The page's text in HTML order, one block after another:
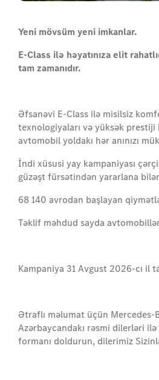
Yeni mövsüm yeni imkanlar.
E-Class ilə həyatınıza elit
tam zamanıdır.
Əfsanəvi E-Class ilə misilsiz
texnologiyaları və yüksək
avtomobil yoldakı hər anınızı
İndi xüsusi yay kampaniyası
güzəşt fürsətindən yararlana
68 140 avrodan başlayan
Təklif məhdud sayda
Kampaniya 31 Avgust 2026-cı il
Ətraflı məlumat üçün Mercedes-
Azərbaycandakı rəsmi dilerləri ilə
formanı doldurun, dilerimiz